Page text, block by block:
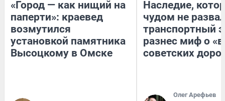
«Город — как нищий на
паперти»: краевед
возмутился
установкой памятника
Высоцкому в Омске
Наследие,
чудом не
транспортный
разнес миф о
советских
Олег Арефьев